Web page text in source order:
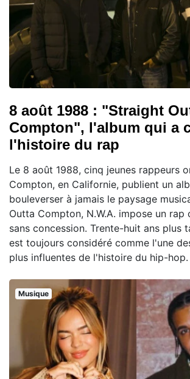
8 août 1988 : "Straight
Compton", l'album qui a
l'histoire du rap
Le 8 août 1988, cinq jeunes rappeurs
Compton, en Californie, publient un
bouleverser à jamais le paysage
Outta Compton, N.W.A. impose un rap
sans concession. Trente-huit ans plus
est toujours considéré comme l'une
plus influentes de l'histoire du hip-hop.
Musique